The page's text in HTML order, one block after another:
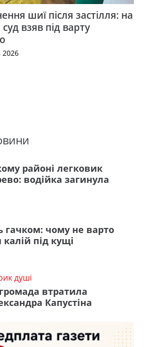
шиї після застілля: на
взяв під варту
2026
районі легковик
водійка загинула
гачком: чому не варто
під кущі
душі
втратила
Капустіна